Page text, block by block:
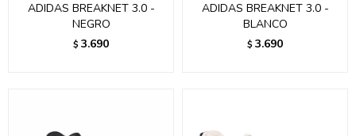
ADIDAS BREAKNET 3.0 -
NEGRO
$ 3.690
ADIDAS BREAKNET 3.0 -
BLANCO
$ 3.690